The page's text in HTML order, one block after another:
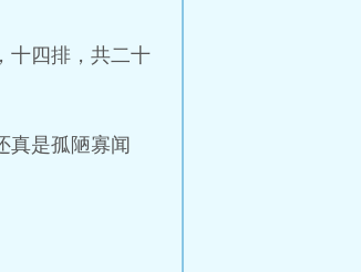
十四排，共二十
真是孤陋寡闻